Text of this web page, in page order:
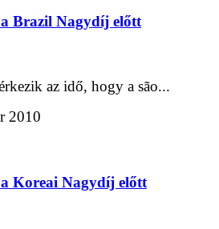
Brazil Nagydíj előtt
az idő, hogy a são...
2010
Koreai Nagydíj előtt